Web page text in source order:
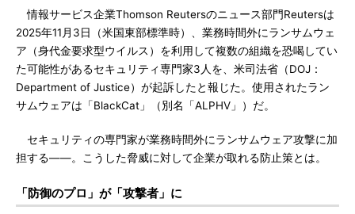
情報サービス企業Thomson Reutersのニュース部門Reutersは
2025年11月3日（米国東部標準時）、業務時間外にランサムウェ
ア（身代金要求型ウイルス）を利用して複数の組織を恐喝してい
た可能性があるセキュリティ専門家3人を、米司法省（DOJ：
Department of Justice）が起訴したと報じた。使用されたラン
サムウェアは「BlackCat」（別名「ALPHV」）だ。
セキュリティの専門家が業務時間外にランサムウェア攻撃に加
担する――。こうした脅威に対して企業が取れる防止策とは。
「防御のプロ」が「攻撃者」に